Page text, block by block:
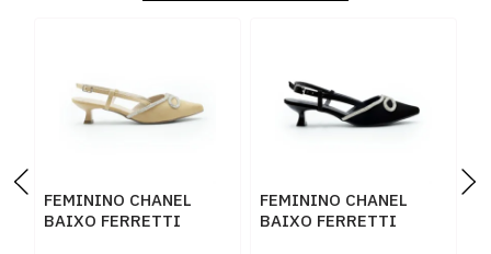
FEMININO CHANEL
BAIXO FERRETTI
FEMININO CHANEL
BAIXO FERRETTI